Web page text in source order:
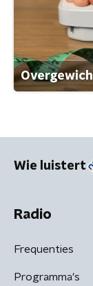
Wie luistert
Radio
Frequenties
Programma's